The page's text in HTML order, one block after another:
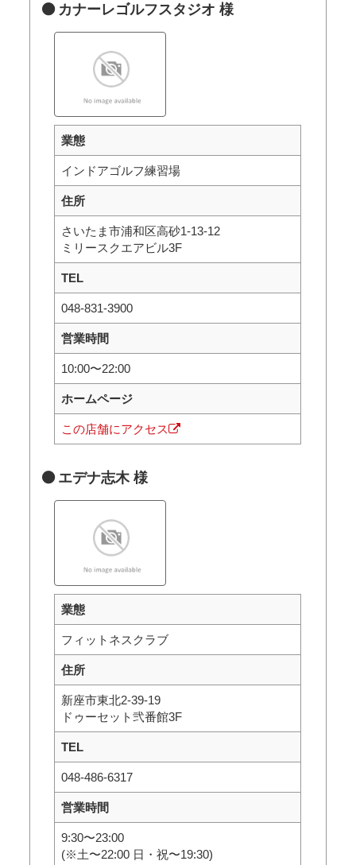
カナーレゴルフスタジオ 様
業態
インドアゴルフ練習場
住所
さいたま市浦和区高砂1-13-12
ミリースクエアビル3F
TEL
048-831-3900
営業時間
10:00〜22:00
ホームページ
この店舗にアクセス
エデナ志木 様
業態
フィットネスクラブ
住所
新座市東北2-39-19
ドゥーセット弐番館3F
TEL
048-486-6317
営業時間
9:30〜23:00
(※土〜22:00 日・祝〜19:30)